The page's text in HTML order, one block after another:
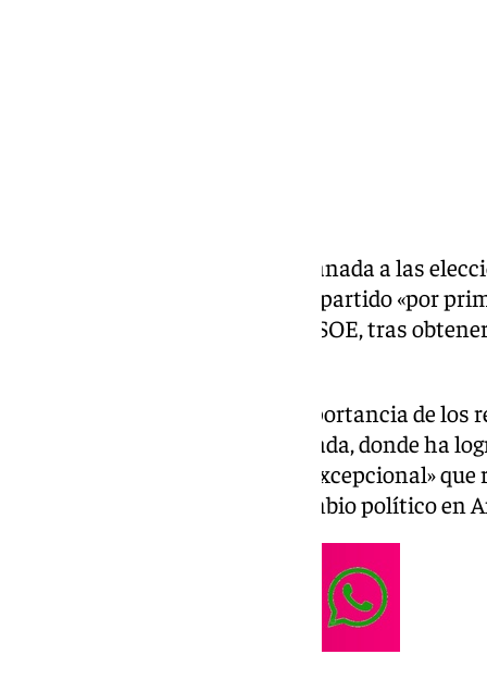
La cabeza de lista del PP por Granada a las
Rocío Díaz, ha resaltado que su partido «por
número de parlamentarios al PSOE, tras
Rocío Díaz ha remarcado la importancia de
partido en la provincia de Granada, donde ha
calificado como «un resultado excepcional»
«ha permitido consolidar el cambio político en